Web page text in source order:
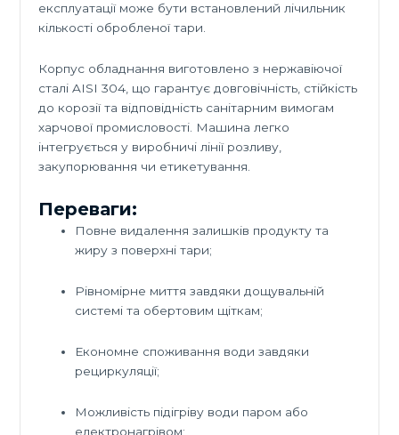
експлуатації може бути встановлений лічильник
кількості обробленої тари.
Корпус обладнання виготовлено з нержавіючої
сталі AISI 304, що гарантує довговічність, стійкість
до корозії та відповідність санітарним вимогам
харчової промисловості. Машина легко
інтегрується у виробничі лінії розливу,
закупорювання чи етикетування.
Переваги:
Повне видалення залишків продукту та
жиру з поверхні тари;
Рівномірне миття завдяки дощувальній
системі та обертовим щіткам;
Економне споживання води завдяки
рециркуляції;
Можливість підігріву води паром або
електронагрівом;